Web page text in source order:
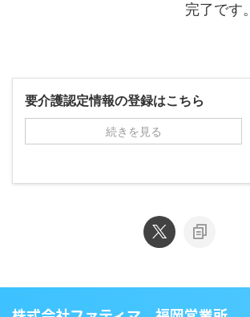
完了です。
要介護認定情報の登録はこちら
続きを見る